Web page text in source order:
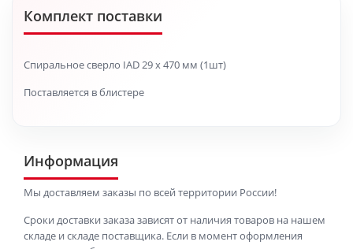
Комплект поставки
Спиральное сверло IAD 29 x 470 мм (1шт)
Поставляется в блистере
Информация
Мы доставляем заказы по всей территории России!
Сроки доставки заказа зависят от наличия товаров на нашем
складе и складе поставщика. Если в момент оформления